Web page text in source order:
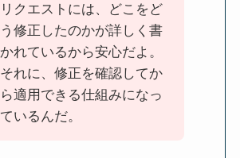
リクエストには、どこをど
う修正したのかが詳しく書
かれているから安心だよ。
それに、修正を確認してか
ら適用できる仕組みになっ
ているんだ。